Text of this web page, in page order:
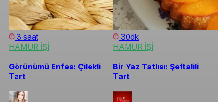
3 saat
HAMUR İŞİ
Görünümü Enfes: Çilekli
Tart
30dk
HAMUR İŞİ
Bir Yaz Tatlısı: Şeftalili
Tart